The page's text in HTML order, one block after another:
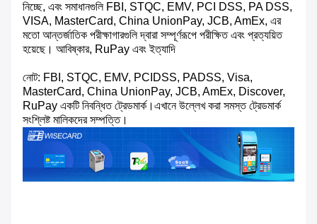
নিচ্ছে, এবং সমাধানগুলি FBI, STQC, EMV, PCI DSS, PA DSS,
VISA, MasterCard, China UnionPay, JCB, AmEx, এর
মতো আন্তর্জাতিক পরীক্ষাগারগুলি দ্বারা সম্পূর্ণরূপে পরীক্ষিত এবং প্রত্যয়িত
হয়েছে। আবিষ্কার, RuPay এবং ইত্যাদি
নোট: FBI, STQC, EMV, PCIDSS, PADSS, Visa,
MasterCard, China UnionPay, JCB, AmEx, Discover,
RuPay একটি নিবন্ধিত ট্রেডমার্ক।এখানে উল্লেখ করা সমস্ত ট্রেডমার্ক
সংশ্লিষ্ট মালিকদের সম্পত্তি।